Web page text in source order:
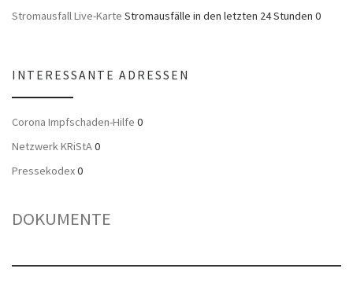
Stromausfall Live-Karte Stromausfälle in den letzten 24 Stunden 0
INTERESSANTE ADRESSEN
Corona Impfschaden-Hilfe 0
Netzwerk KRiStA0
Pressekodex0
DOKUMENTE